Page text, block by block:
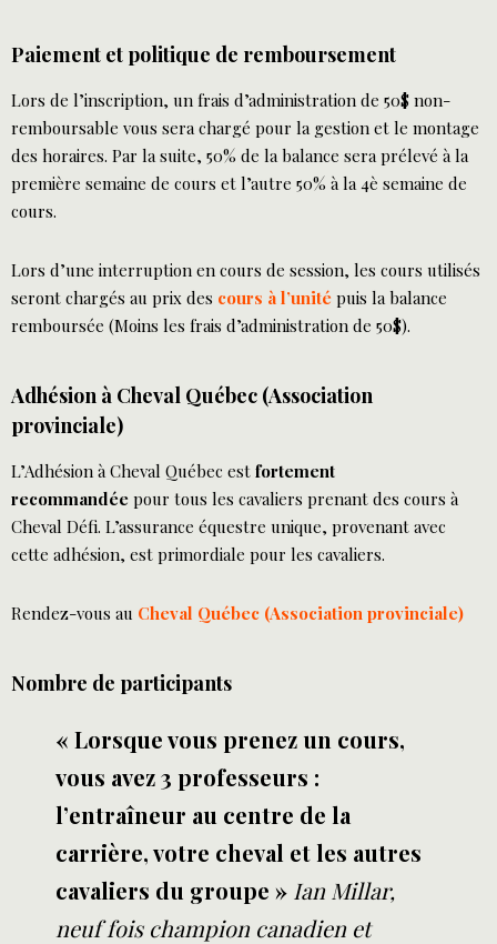
Paiement et politique de remboursement
Lors de l’inscription, un frais d’administration de 50$ non-
remboursable vous sera chargé pour la gestion et le montage
des horaires. Par la suite, 50% de la balance sera prélevé à la
première semaine de cours et l’autre 50% à la 4è semaine de
cours.
Lors d’une interruption en cours de session, les cours utilisés
seront chargés au prix des cours à l’unité puis la balance
remboursée (Moins les frais d’administration de 50$).
Adhésion à Cheval Québec (Association
provinciale)
L’Adhésion à Cheval Québec est fortement
recommandée pour tous les cavaliers prenant des cours à
Cheval Défi. L’assurance équestre unique, provenant avec
cette adhésion, est primordiale pour les cavaliers.
Rendez-vous au Cheval Québec (Association provinciale)
Nombre de participants
« Lorsque vous prenez un cours,
vous avez 3 professeurs :
l’entraîneur au centre de la
carrière, votre cheval et les autres
cavaliers du groupe » Ian Millar,
neuf fois champion canadien et